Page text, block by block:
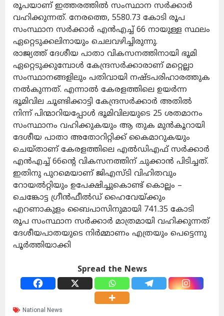
രൂപയാണ് ഇത്തരത്തിൽ സംസ്ഥാന സർക്കാർ
വഹിക്കുന്നത്. നേരത്തെ, 5580.73 കോടി രൂപ
സംസ്ഥാന സർക്കാർ എൻഎച്ച് 66 നായുള്ള സ്ഥലം
ഏറ്റെടുക്കലിനായും ചെലവഴിച്ചിരുന്നു.
രാജ്യത്ത് ദേശീയ പാതാ വികസനത്തിനായി ഭൂമി
ഏറ്റെടുക്കുമ്പോൾ കേന്ദ്രസർക്കാരാണ് മറ്റെല്ലാ
സംസ്ഥാനങ്ങളിലും പതിവായി നഷ്ടപരിഹാരത്തുക
നൽകുന്നത്. എന്നാൽ കേരളത്തിലെ ഉയർന്ന
ഭൂമിവില ചൂണ്ടിക്കാട്ടി കേന്ദ്രസർക്കാർ അതിൽ
നിന്ന് പിന്മാറിയപ്പോൾ ഭൂമിവിലയുടെ 25 ശതമാനം
സംസ്ഥാനം വഹിക്കുകയും ആ തുക മുൻകൂറായി
ദേശീയ പാതാ അതോറിറ്റിക്ക് കൈമാറുകയും
ചെയ്താണ് കേരളത്തിലെ എൽഡിഎഫ് സർക്കാർ
എൻഎച്ച് 66ന്റെ വികസനത്തിന്‌ ചുക്കാൻ പിടിച്ചത്.
ഇതിനു പുറമെയാണ് ജിഎസ്ടി വിഹിതവും
റോയൽറ്റിയും ഉപേക്ഷിച്ചുകൊണ്ട് കൊല്ലം –
ചെങ്കോട്ട ഗ്രീന്‍ഫീല്‍ഡ് ഹൈവേയ്ക്കും
എറണാകുളം ബൈപാസിനുമായി 741.35 കോടി
രൂപ സംസ്ഥാന സർക്കാർ മാത്രമായി വഹിക്കുന്നത്
ദേശീയപാതയുടെ നിർമ്മാണം എത്രയും പെട്ടെന്നു
പൂർത്തിയാക്കി
Spread the News
National News